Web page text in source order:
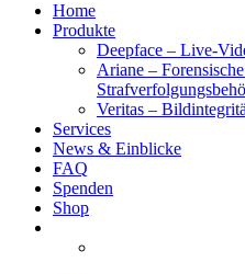
Home
Produkte
Deepface – Live-
Ariane –
Veritas –
Services
News & Einblicke
FAQ
Spenden
Shop